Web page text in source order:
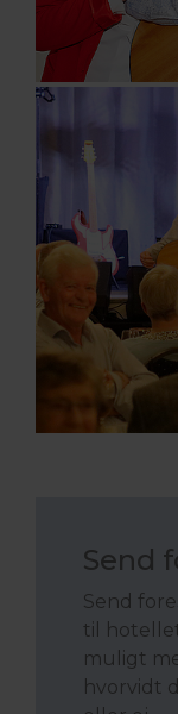
Send
Send
til
muligt
hvorvidt